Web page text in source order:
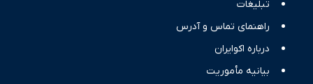
تبلیغات
راهنمای تماس و آدرس
درباره اکوایران
بیانیه مأموریت